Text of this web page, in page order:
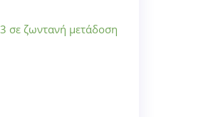
σε ζωντανή μετάδοση